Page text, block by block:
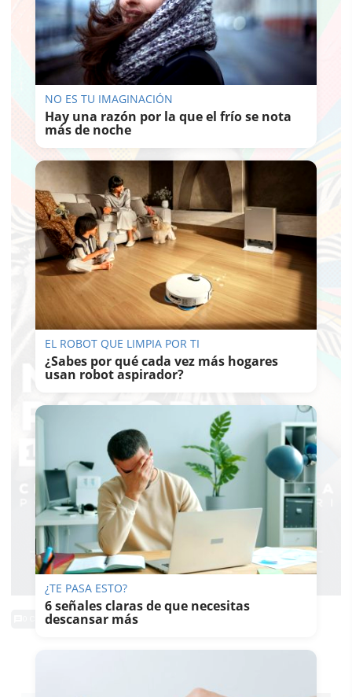
0 Comentarios
NO ES TU IMAGINACIÓN
Hay una razón por la que el frío se nota
más de noche
EL ROBOT QUE LIMPIA POR TI
¿Sabes por qué cada vez más hogares
usan robot aspirador?
¿TE PASA ESTO?
6 señales claras de que necesitas
descansar más